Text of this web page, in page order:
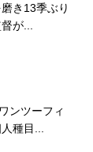
き13季ぶり
が...
ンツーフィ
種目...